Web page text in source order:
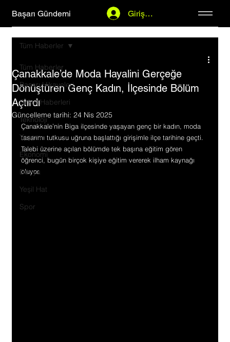
Başarı Gündemi Giriş Yap
Tüm Haberler
Başarı Hikayeleri
Şirket Haberleri
Teknoloji
Yaşam
Ekonomi
Dünya
Yeşil Hat
Spor
Tüm Haberler
Çanakkale’de Moda Hayalini Gerçeğe
Dönüştüren Genç Kadın, İlçesinde Bölüm
Açtırdı
Güncelleme tarihi: 24 Nis 2025
Çanakkale’nin Biga ilçesinde yaşayan genç bir kadın, moda
tasarımı tutkusu uğruna başlattığı girişimle ilçe tarihine geçti.
Talebi üzerine açılan bölümde tek başına eğitim gören
öğrenci, bugün birçok kişiye eğitim vererek ilham kaynağı
oluyor.